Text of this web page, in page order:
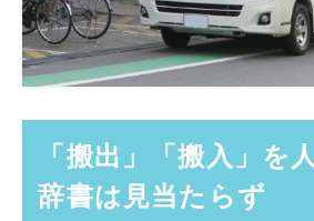
「搬出」「搬入」を
辞書は見当たらず